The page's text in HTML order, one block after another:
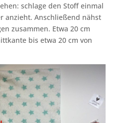
schlage den Stoff einmal
anzieht. Anschließend nähst
zusammen. Etwa 20 cm
bis etwa 20 cm von